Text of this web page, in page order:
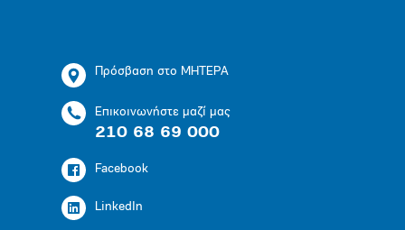
Πρόσβαση στο ΜΗΤΕΡΑ
Επικοινωνήστε μαζί μας
210 68 69 000
Facebook
LinkedIn